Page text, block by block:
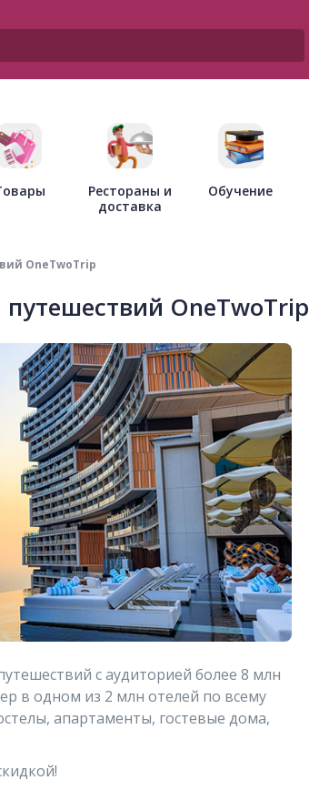
Рестораны и
доставка
Обучение
OneTwoTrip
OneTwoTrip
с аудиторией более 8 млн
в одном из 2 млн отелей по всему
апартаменты, гостевые дома,